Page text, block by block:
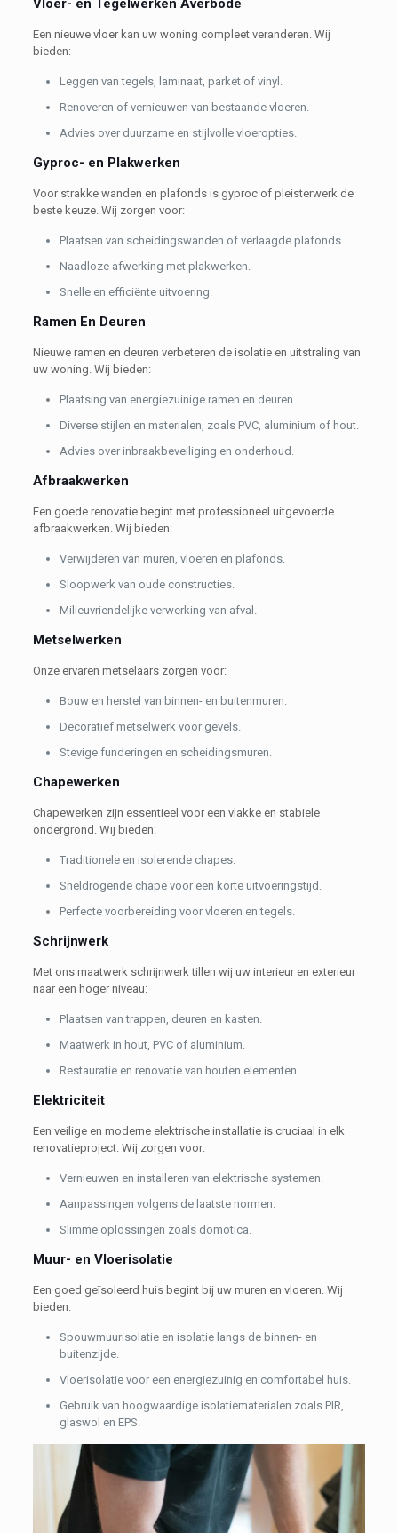
Vloer- en Tegelwerken Averbode
Een nieuwe vloer kan uw woning compleet veranderen. Wij
bieden:
Leggen van tegels, laminaat, parket of vinyl.
Renoveren of vernieuwen van bestaande vloeren.
Advies over duurzame en stijlvolle vloeropties.
Gyproc- en Plakwerken
Voor strakke wanden en plafonds is gyproc of pleisterwerk de
beste keuze. Wij zorgen voor:
Plaatsen van scheidingswanden of verlaagde plafonds.
Naadloze afwerking met plakwerken.
Snelle en efficiënte uitvoering.
Ramen En Deuren
Nieuwe ramen en deuren verbeteren de isolatie en uitstraling van
uw woning. Wij bieden:
Plaatsing van energiezuinige ramen en deuren.
Diverse stijlen en materialen, zoals PVC, aluminium of hout.
Advies over inbraakbeveiliging en onderhoud.
Afbraakwerken
Een goede renovatie begint met professioneel uitgevoerde
afbraakwerken. Wij bieden:
Verwijderen van muren, vloeren en plafonds.
Sloopwerk van oude constructies.
Milieuvriendelijke verwerking van afval.
Metselwerken
Onze ervaren metselaars zorgen voor:
Bouw en herstel van binnen- en buitenmuren.
Decoratief metselwerk voor gevels.
Stevige funderingen en scheidingsmuren.
Chapewerken
Chapewerken zijn essentieel voor een vlakke en stabiele
ondergrond. Wij bieden:
Traditionele en isolerende chapes.
Sneldrogende chape voor een korte uitvoeringstijd.
Perfecte voorbereiding voor vloeren en tegels.
Schrijnwerk
Met ons maatwerk schrijnwerk tillen wij uw interieur en exterieur
naar een hoger niveau:
Plaatsen van trappen, deuren en kasten.
Maatwerk in hout, PVC of aluminium.
Restauratie en renovatie van houten elementen.
Elektriciteit
Een veilige en moderne elektrische installatie is cruciaal in elk
renovatieproject. Wij zorgen voor:
Vernieuwen en installeren van elektrische systemen.
Aanpassingen volgens de laatste normen.
Slimme oplossingen zoals domotica.
Muur- en Vloerisolatie
Een goed geïsoleerd huis begint bij uw muren en vloeren. Wij
bieden:
Spouwmuurisolatie en isolatie langs de binnen- en
buitenzijde.
Vloerisolatie voor een energiezuinig en comfortabel huis.
Gebruik van hoogwaardige isolatiematerialen zoals PIR,
glaswol en EPS.